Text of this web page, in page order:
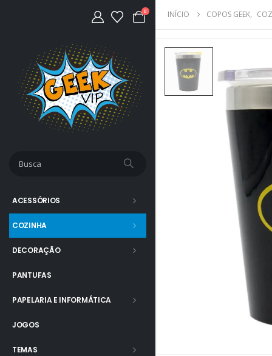
0
ACESSÓRIOS
COZINHA
DECORAÇÃO
PANTUFAS
PAPELARIA E INFORMÁTICA
JOGOS
TEMAS
INÍCIO COPOS GEEK,